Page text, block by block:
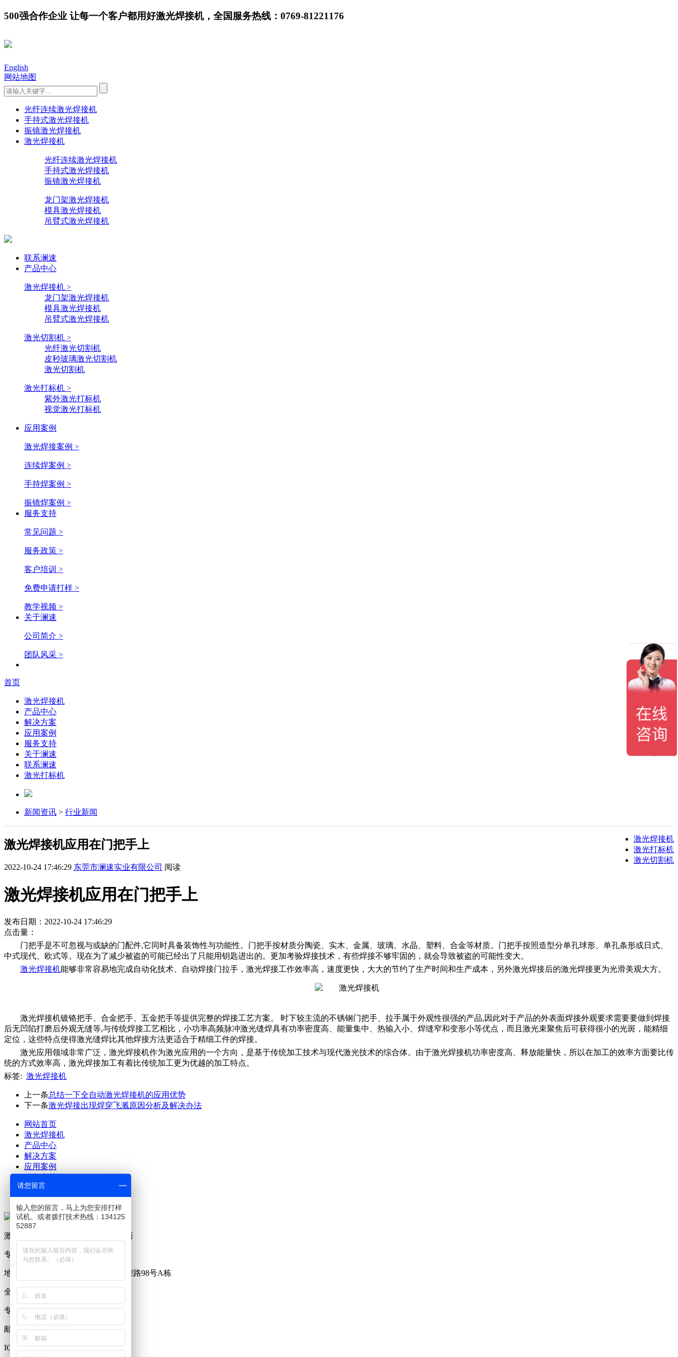
500强合作企业 让每一个客户都用好激光焊接机，全国服务热线：0769-81221176
English
网站地图
光纤连续激光焊接机
手持式激光焊接机
振镜激光焊接机
激光焊接机
光纤连续激光焊接机
手持式激光焊接机
振镜激光焊接机
龙门架激光焊接机
模具激光焊接机
吊臂式激光焊接机
联系澜速
产品中心
激光焊接机 >
龙门架激光焊接机
模具激光焊接机
吊臂式激光焊接机
激光切割机 >
光纤激光切割机
皮秒玻璃激光切割机
激光切割机
激光打标机 >
紫外激光打标机
视觉激光打标机
应用案例
激光焊接案例 >
连续焊案例 >
手持焊案例 >
振镜焊案例 >
服务支持
常见问题 >
服务政策 >
客户培训 >
免费申请打样 >
教学视频 >
关于澜速
公司简介 >
团队风采 >
首页
激光焊接机
产品中心
解决方案
应用案例
服务支持
关于澜速
联系澜速
激光打标机
新闻资讯 > 行业新闻
激光焊接机
激光打标机
激光切割机
激光焊接机应用在门把手上
2022-10-24 17:46:29 东莞市澜速实业有限公司 阅读
激光焊接机应用在门把手上
发布日期：2022-10-24 17:46:29
点击量：
门把手是不可忽视与或缺的门配件,它同时具备装饰性与功能性。门把手按材质分陶瓷、实木、金属、玻璃、水晶、塑料、合金等材质。门把手按照造型分单孔球形、单孔条形或日式、
中式现代、欧式等。现在为了减少被盗的可能已经出了只能用钥匙进出的。更加考验焊接技术，有些焊接不够牢固的，就会导致被盗的可能性变大。
激光焊接机能够非常容易地完成自动化技术、自动焊接门拉手，激光焊接工作效率高，速度更快，大大的节约了生产时间和生产成本，另外激光焊接后的激光焊接更为光滑美观大方。
激光焊接机镀铬把手、合金把手、五金把手等提供完整的焊接工艺方案。 时下较主流的不锈钢门把手、拉手属于外观性很强的产品,因此对于产品的外表面焊接外观要求需要要做到焊接
后无凹陷打磨后外观无缝等,与传统焊接工艺相比，小功率高频脉冲激光缝焊具有功率密度高、能量集中、热输入小、焊缝窄和变形小等优点，而且激光束聚焦后可获得很小的光斑，能精细
定位，这些特点使得激光缝焊比其他焊接方法更适合于精细工件的焊接。
激光应用领域非常广泛，激光焊接机作为激光应用的一个方向，是基于传统加工技术与现代激光技术的综合体。由于激光焊接机功率密度高、释放能量快，所以在加工的效率方面要比传
统的方式效率高，激光焊接加工有着比传统加工更为优越的加工特点。
标签: 激光焊接机
上一条总结一下全自动激光焊接机的应用优势
下一条激光焊接出现焊穿飞溅原因分析及解决办法
网站首页
激光焊接机
产品中心
解决方案
应用案例
关于澜速
联系澜速
激光设备及生产工艺解决方案提供商
专业研发、制造激光焊接机19年
地址：广东省东莞市塘厦镇林村西荣路98号A栋
全国服务热线：0769-81221176
专员服务热线：13412552887
邮箱：2718917372@qq.com
ICP备案号：粤ICP备17115279号
请您留言
输入您的留言，马上为您安排打样
试机。或者拨打技术热线：134125
52887